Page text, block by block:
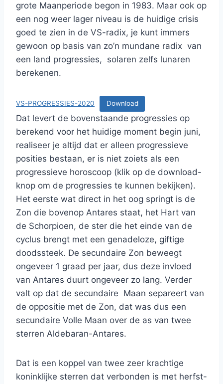
grote Maanperiode begon in 1983. Maar ook op
een nog weer lager niveau is de huidige crisis
goed te zien in de VS-radix, je kunt immers
gewoon op basis van zo’n mundane radix van
een land progressies, solaren zelfs lunaren
berekenen.
VS-PROGRESSIES-2020 Download
Dat levert de bovenstaande progressies op
berekend voor het huidige moment begin juni,
realiseer je altijd dat er alleen progressieve
posities bestaan, er is niet zoiets als een
progressieve horoscoop (klik op de download-
knop om de progressies te kunnen bekijken).
Het eerste wat direct in het oog springt is de
Zon die bovenop Antares staat, het Hart van
de Schorpioen, de ster die het einde van de
cyclus brengt met een genadeloze, giftige
doodssteek. De secundaire Zon beweegt
ongeveer 1 graad per jaar, dus deze invloed
van Antares duurt ongeveer zo lang. Verder
valt op dat de secundaire Maan separeert van
de oppositie met de Zon, dat was dus een
secundaire Volle Maan over de as van twee
sterren Aldebaran-Antares.
Dat is een koppel van twee zeer krachtige
koninklijke sterren dat verbonden is met herfst-